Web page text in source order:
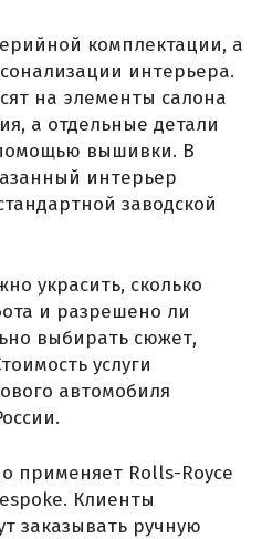
комплектации, а
интерьера.
на элементы салона
а отдельные детали
вышивки. В
интерьер
заводской
украсить, сколько
и разрешено ли
выбирать сюжет,
услуги
автомобиля
применяет Rolls-Royce
Клиенты
заказывать ручную